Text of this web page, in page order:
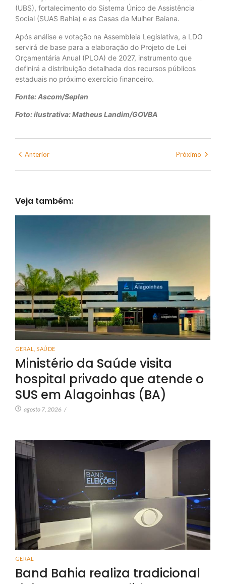
(UBS), fortalecimento do Sistema Único de Assistência
Social (SUAS Bahia) e as Casas da Mulher Baiana.
Após análise e votação na Assembleia Legislativa, a LDO
servirá de base para a elaboração do Projeto de Lei
Orçamentária Anual (PLOA) de 2027, instrumento que
definirá a distribuição detalhada dos recursos públicos
estaduais no próximo exercício financeiro.
Fonte: Ascom/Seplan
Foto: ilustrativa: Matheus Landim/GOVBA
Anterior Próximo
Veja também:
GERAL SAÚDE
Ministério da Saúde visita
hospital privado que atende o
SUS em Alagoinhas (BA)
agosto 7, 2026 /
GERAL
Band Bahia realiza tradicional